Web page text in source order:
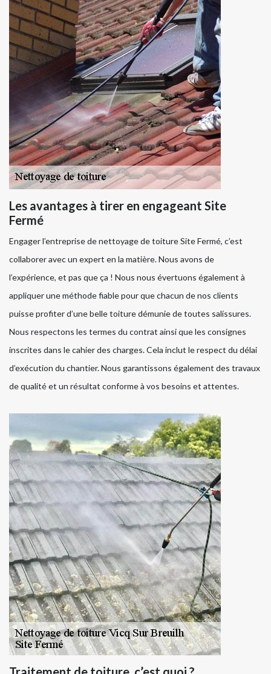
Les avantages à tirer en engageant Site
Fermé
Engager l’entreprise de nettoyage de toiture Site Fermé, c’est
collaborer avec un expert en la matière. Nous avons de
l’expérience, et pas que ça ! Nous nous évertuons également à
appliquer une méthode fiable pour que chacun de nos clients
puisse profiter d’une belle toiture démunie de toutes salissures.
Nous respectons les termes du contrat ainsi que les consignes
inscrites dans le cahier des charges. Cela inclut le respect du délai
d’exécution du chantier. Nous garantissons également des travaux
de qualité et un résultat conforme à vos besoins et attentes.